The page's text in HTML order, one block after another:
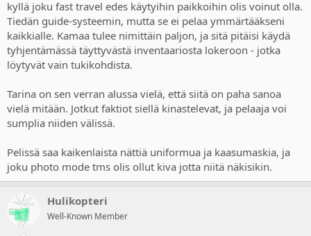
kyllä joku fast travel edes käytyihin paikkoihin olis voinut olla.
Tiedän guide-systeemin, mutta se ei pelaa ymmärtääkseni
kaikkialle. Kamaa tulee nimittäin paljon, ja sitä pitäisi käydä
tyhjentämässä täyttyvästä inventaariosta lokeroon - jotka
löytyvät vain tukikohdista.
Tarina on sen verran alussa vielä, että siitä on paha sanoa
vielä mitään. Jotkut faktiot siellä kinastelevat, ja pelaaja voi
sumplia niiden välissä.
Pelissä saa kaikenlaista nättiä uniformua ja kaasumaskia, ja
joku photo mode tms olis ollut kiva jotta niitä näkisikin.
Hulikopteri
Well-Known Member